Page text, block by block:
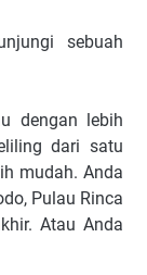
sebuah
dengan lebih
dari satu
mudah. Anda
Pulau Rinca
Atau Anda